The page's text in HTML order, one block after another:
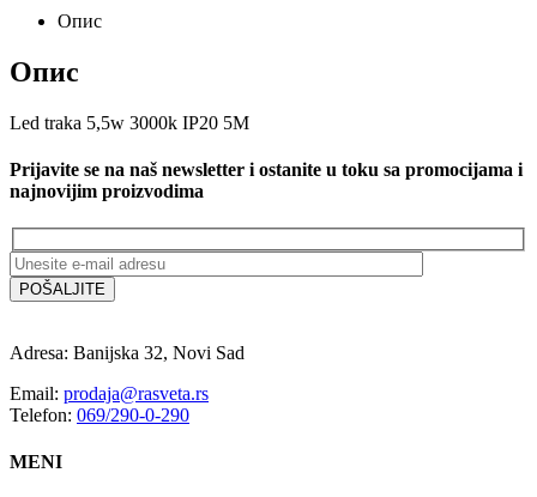
Опис
Опис
Led traka 5,5w 3000k IP20 5M
Prijavite se na naš newsletter i ostanite u toku sa promocijama i
najnovijim proizvodima
Adresa: Banijska 32, Novi Sad
Email: prodaja@rasveta.rs
Telefon: 069/290-0-290
MENI